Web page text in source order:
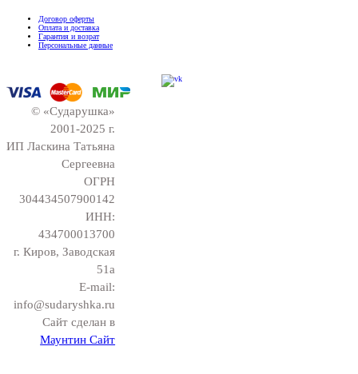
Договор оферты
Оплата и доставка
Гарантия и возрат
Персональные данные
© «Сударушка»
2001-2025 г.
ИП Ласкина Татьяна
Сергеевна
ОГРН
304434507900142
ИНН:
434700013700
г. Киров, Заводская
51а
E-mail:
info@sudaryshka.ru
Сайт сделан в
Маунтин Сайт